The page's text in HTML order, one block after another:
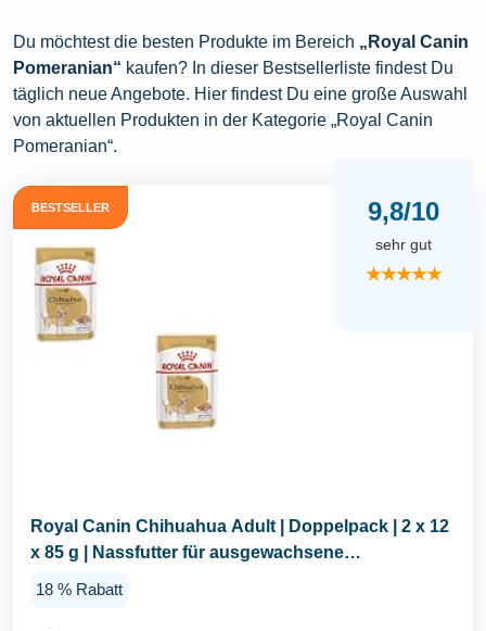
Du möchtest die besten Produkte im Bereich „Royal Canin
Pomeranian“ kaufen? In dieser Bestsellerliste findest Du
täglich neue Angebote. Hier findest Du eine große Auswahl
von aktuellen Produkten in der Kategorie „Royal Canin
Pomeranian“.
BESTSELLER 9,8/10
sehr gut
★★★★★
Royal Canin Chihuahua Adult | Doppelpack | 2 x 12
x 85 g | Nassfutter für ausgewachsene
18 % Rabatt